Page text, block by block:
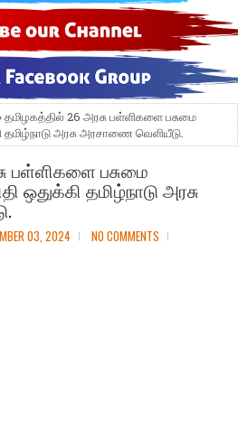
தமிழகத்தில் 26 அரசு பள்ளிகளை பசுமை
தமிழ்நாடு அரசு அரசாணை வெளியீடு.
பள்ளிகளை பசுமை
ஒதுக்கி தமிழ்நாடு அரசு
03, 2024 NO COMMENTS